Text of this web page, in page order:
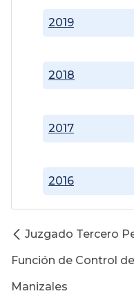
2016
2017
2018
2019
Juzgado Tercero
Función de Control
Manizales